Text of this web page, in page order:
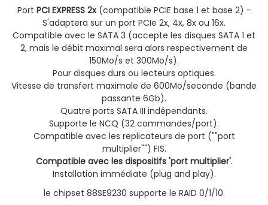
Port PCI EXPRESS 2x(compatible PCIE base 1 et base 2) -
S'adaptera sur un port PCIe 2x, 4x, 8x ou 16x.
Compatible avec le SATA 3 (accepte les disques SATA 1 et
2, mais le débit maximal sera alors respectivement de
150Mo/s et 300Mo/s).
Pour disques durs ou lecteurs optiques.
Vitesse de transfert maximale de 600Mo/seconde (bande
passante 6Gb).
Quatre ports SATA III indépendants.
Supporte le NCQ (32 commandes/port).
Compatible avec les replicateurs de port (""port
multiplier"") FIS.
Compatible avec les dispositifs 'port multiplier'.
Installation immédiate (plug and play).
le chipset 88SE9230 supporte le RAID 0/1/10.